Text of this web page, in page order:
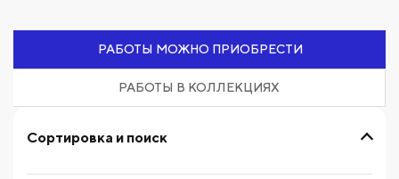
РАБОТЫ МОЖНО ПРИОБРЕСТИ
РАБОТЫ В КОЛЛЕКЦИЯХ
Сортировка и поиск